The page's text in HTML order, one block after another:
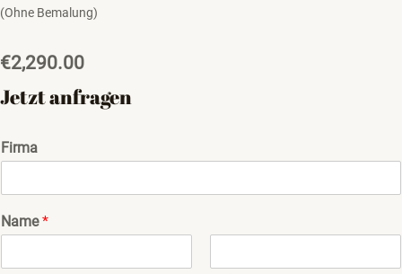
(Ohne Bemalung)
€2,290.00
Jetzt anfragen
Firma
Name*